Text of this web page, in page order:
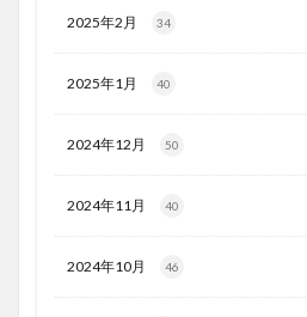
2025年2月 34
2025年1月 40
2024年12月 50
2024年11月 40
2024年10月 46